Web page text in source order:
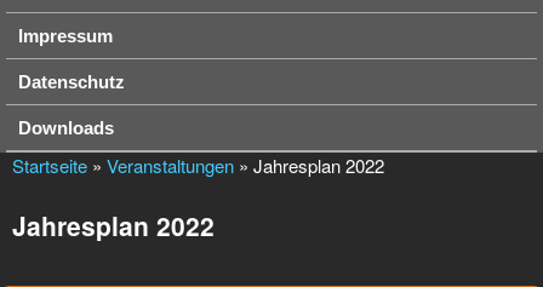
Impressum
Datenschutz
Downloads
Startseite » Veranstaltungen » Jahresplan 2022
Jahresplan 2022